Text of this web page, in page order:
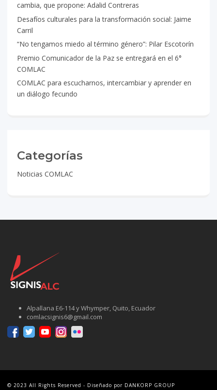
cambia, que propone: Adalid Contreras
Desafíos culturales para la transformación social: Jaime
Carril
“No tengamos miedo al término género”: Pilar Escotorín
Premio Comunicador de la Paz se entregará en el 6°
COMLAC
COMLAC para escucharnos, intercambiar y aprender en
un diálogo fecundo
Categorías
Noticias COMLAC
Alpallana E6-114 y Whymper, Quito, Ecuador
comlacsignis6@gmail.com
© 2023 All Rights Reserved - Diseñado por DANKORP GROUP